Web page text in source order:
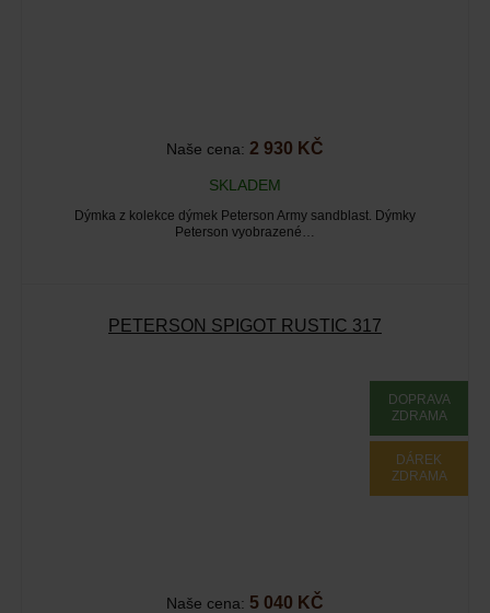
Naše cena: 2 930 KČ
SKLADEM
Dýmka z kolekce dýmek Peterson Army sandblast. Dýmky
Peterson vyobrazené…
PETERSON SPIGOT RUSTIC 317
DOPRAVA
ZDRAMA
DÁREK
ZDRAMA
Naše cena: 5 040 KČ